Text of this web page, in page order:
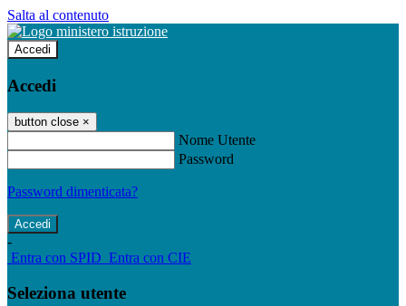
Salta al contenuto
Accedi
Accedi
button close ×
Nome Utente
Password
Password dimenticata?
-
Entra con SPID Entra con CIE
Seleziona utente